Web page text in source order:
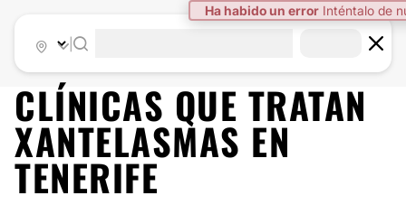
Ha habido un error Inténtalo de
CLÍNICAS QUE TRATAN
XANTELASMAS EN
TENERIFE